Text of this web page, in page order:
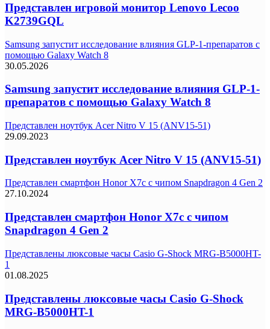
Представлен игровой монитор Lenovo Lecoo
K2739GQL
Samsung запустит исследование влияния GLP-1-препаратов с
помощью Galaxy Watch 8
30.05.2026
Samsung запустит исследование влияния GLP-1-
препаратов с помощью Galaxy Watch 8
Представлен ноутбук Acer Nitro V 15 (ANV15-51)
29.09.2023
Представлен ноутбук Acer Nitro V 15 (ANV15-51)
Представлен смартфон Honor X7c с чипом Snapdragon 4 Gen 2
27.10.2024
Представлен смартфон Honor X7c с чипом
Snapdragon 4 Gen 2
Представлены люксовые часы Casio G-Shock MRG-B5000HT-
1
01.08.2025
Представлены люксовые часы Casio G-Shock
MRG-B5000HT-1